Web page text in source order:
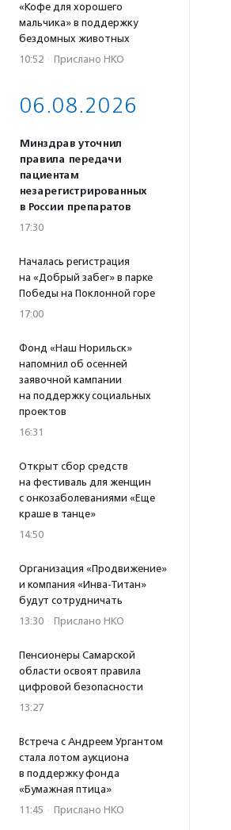
«Кофе для хорошего
мальчика» в поддержку
бездомных животных
10:52 · Прислано НКО
06.08.2026
Минздрав уточнил
правила передачи
пациентам
незарегистрированных
в России препаратов
17:30
Началась регистрация
на «Добрый забег» в парке
Победы на Поклонной горе
17:00
Фонд «Наш Норильск»
напомнил об осенней
заявочной кампании
на поддержку социальных
проектов
16:31
Открыт сбор средств
на фестиваль для женщин
с онкозаболеваниями «Еще
краше в танце»
14:50
Организация «Продвижение»
и компания «Инва-Титан»
будут сотрудничать
13:30 · Прислано НКО
Пенсионеры Самарской
области освоят правила
цифровой безопасности
13:27
Встреча с Андреем Ургантом
стала лотом аукциона
в поддержку фонда
«Бумажная птица»
11:45 · Прислано НКО